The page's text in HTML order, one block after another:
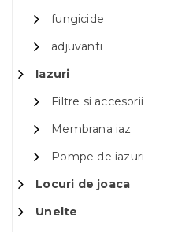
fungicide
adjuvanti
Iazuri
Filtre si accesorii
Membrana iaz
Pompe de iazuri
Locuri de joaca
Unelte